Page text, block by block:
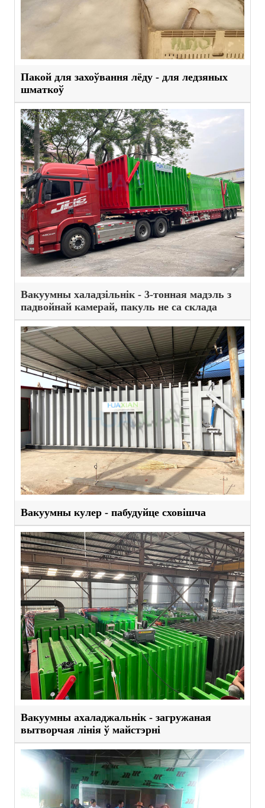
Пакой для захоўвання лёду - для ледзяных
шматкоў
Вакуумны халадзільнік - 3-тонная мадэль з
падвойнай камерай, пакуль не са склада
Вакуумны кулер - пабудуйце сховішча
Вакуумны ахаладжальнік - загружаная
вытворчая лінія ў майстэрні